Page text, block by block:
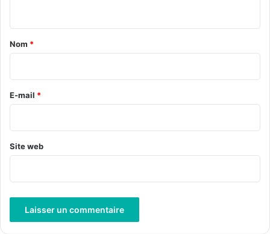
a
r
e
Nom *
E-mail *
Site web